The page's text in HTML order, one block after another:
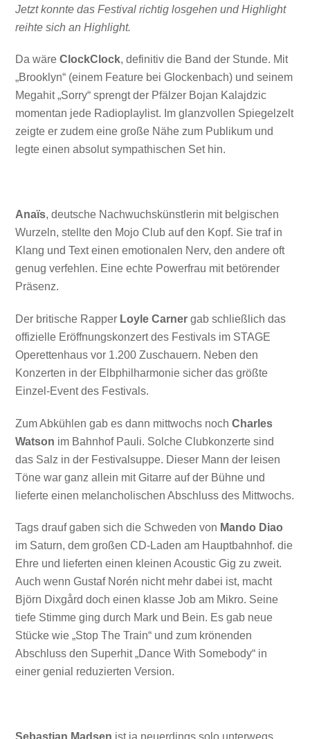
Jetzt konnte das Festival richtig losgehen und Highlight
reihte sich an Highlight.
Da wäreClockClock, definitiv die Band der Stunde. Mit
„Brooklyn“ (einem Feature bei Glockenbach) und seinem
Megahit „Sorry“ sprengt der Pfälzer Bojan Kalajdzic
momentan jede Radioplaylist. Im glanzvollen Spiegelzelt
zeigte er zudem eine große Nähe zum Publikum und
legte einen absolut sympathischen Set hin.
Anaïs, deutsche Nachwuchskünstlerin mit belgischen
Wurzeln, stellte den Mojo Club auf den Kopf. Sie traf in
Klang und Text einen emotionalen Nerv, den andere oft
genug verfehlen. Eine echte Powerfrau mit betörender
Präsenz.
Der britische Rapper Loyle Carner gab schließlich das
offizielle Eröffnungskonzert des Festivals im STAGE
Operettenhaus vor 1.200 Zuschauern. Neben den
Konzerten in der Elbphilharmonie sicher das größte
Einzel-Event des Festivals.
Zum Abkühlen gab es dann mittwochs nochCharles
Watson im Bahnhof Pauli. Solche Clubkonzerte sind
das Salz in der Festivalsuppe. Dieser Mann der leisen
Töne war ganz allein mit Gitarre auf der Bühne und
lieferte einen melancholischen Abschluss des Mittwochs.
Tags drauf gaben sich die Schweden von Mando Diao
im Saturn, dem großen CD-Laden am Hauptbahnhof. die
Ehre und lieferten einen kleinen Acoustic Gig zu zweit.
Auch wenn Gustaf Norén nicht mehr dabei ist, macht
Björn Dixgård doch einen klasse Job am Mikro. Seine
tiefe Stimme ging durch Mark und Bein. Es gab neue
Stücke wie „Stop The Train“ und zum krönenden
Abschluss den Superhit „Dance With Somebody“ in
einer genial reduzierten Version.
Sebastian Madsen ist ja neuerdings solo unterwegs